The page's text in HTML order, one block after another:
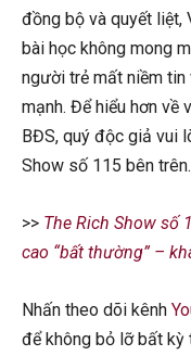
đồng bộ và quyết liệt,
bài học không mong
người trẻ mất niềm
mạnh. Để hiểu hơn về
BĐS, quý độc giả vui
Show số 115 bên trên.
>> The Rich Show số
cao “bất thường” –
Nhấn theo dõi kênh
để không bỏ lỡ bất kỳ